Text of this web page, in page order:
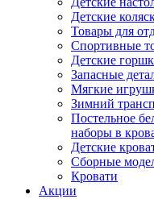
Детские
Товары для
Спортивные
Детские
Запасные
Мягкие
Зимний
Постельное
наборы в
Детские
Сборные
Кровати
Акции